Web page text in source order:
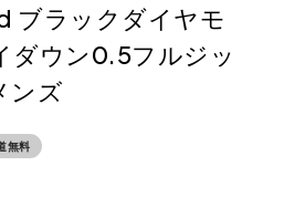
ブラックダイヤモ
ダウン0.5フルジッ
ンズ
無料